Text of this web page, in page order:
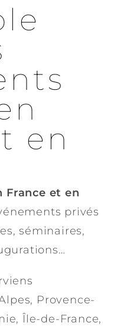
en
France et en
privés
séminaires,
Provence-
Île-de-France,